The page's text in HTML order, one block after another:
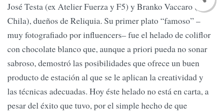
José Testa (ex Atelier Fuerza y F5) y Branko Vaccaro (ex
Chila), dueños de Reliquia. Su primer plato “famoso” –
muy fotografiado por influencers– fue el helado de coliflor
con chocolate blanco que, aunque a priori pueda no sonar
sabroso, demostró las posibilidades que ofrece un buen
producto de estación al que se le aplican la creatividad y
las técnicas adecuadas. Hoy éste helado no está en carta, a
pesar del éxito que tuvo, por el simple hecho de que